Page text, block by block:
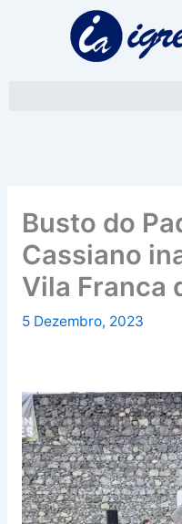
Busto do
Cassiano
Vila Franca
5 Dezembro, 2023